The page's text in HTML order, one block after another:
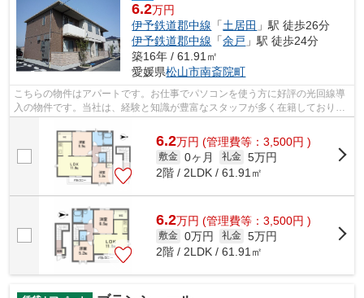
6.2万円
伊予鉄道郡中線 「土居田 」駅 徒歩26分
伊予鉄道郡中線 「余戸 」駅 徒歩24分
築16年 / 61.91㎡
愛媛県松山市南斎院町
こちらの物件はアパートです。お仕事でパソコンを使う方に好評の光回線導
入の物件です。当社は、経験と知識が豊富なスタッフが多く在籍しており、
6.2万円 (管理費等：3,500円 )
敷金 0ヶ月 礼金 5万円
2階 / 2LDK / 61.91㎡
6.2万円 (管理費等：3,500円 )
敷金 0万円 礼金 5万円
2階 / 2LDK / 61.91㎡